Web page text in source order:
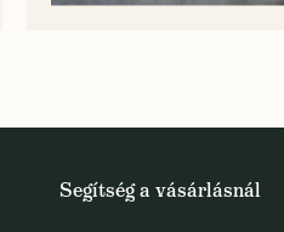
Segítség a vásárlásnál